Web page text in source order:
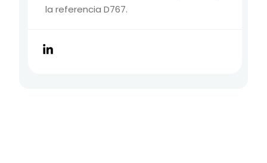
la referencia D767.